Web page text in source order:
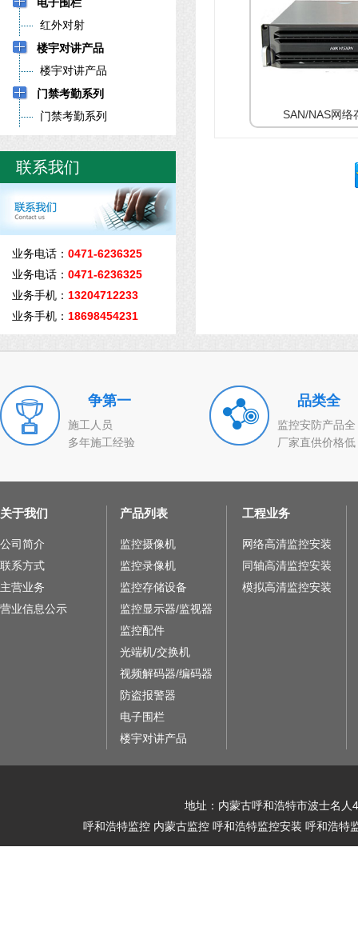
红外对射
楼宇对讲产品
楼宇对讲产品
门禁考勤系列
门禁考勤系列
联系我们
业务电话： 0471-6236325
业务电话： 0471-6236325
业务手机： 13204712233
业务手机： 18698454231
SAN/NAS网络
争第一
施工人员
多年施工经验
品类全
监控安防产品全
厂家直供价格低
关于我们
公司简介
联系方式
主营业务
营业信息公示
产品列表
监控摄像机
监控录像机
监控存储设备
监控显示器/监视器
监控配件
光端机/交换机
视频解码器/编码器
防盗报警器
电子围栏
楼宇对讲产品
工程业务
网络高清监控安装
同轴高清监控安装
模拟高清监控安装
地址：内蒙古呼和浩特市波士名
呼和浩特监控 内蒙古监控 呼和浩特监控安装 呼和浩特